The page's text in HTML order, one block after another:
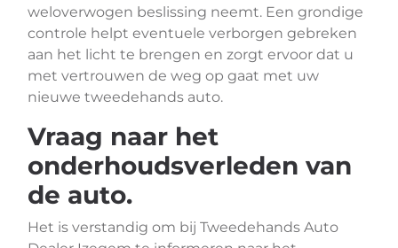
weloverwogen beslissing neemt. Een grondige
controle helpt eventuele verborgen gebreken
aan het licht te brengen en zorgt ervoor dat u
met vertrouwen de weg op gaat met uw
nieuwe tweedehands auto.
Vraag naar het
onderhoudsverleden van
de auto.
Het is verstandig om bij Tweedehands Auto